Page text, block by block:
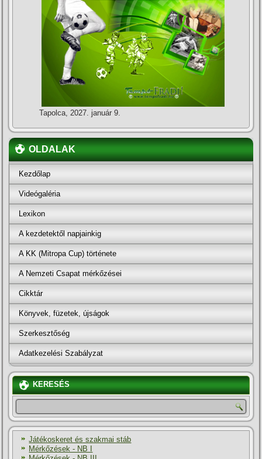
Tapolca, 2027. január 9.
OLDALAK
Kezdőlap
Videógaléria
Lexikon
A kezdetektől napjainkig
A KK (Mitropa Cup) története
A Nemzeti Csapat mérkőzései
Cikktár
Könyvek, füzetek, újságok
Szerkesztőség
Adatkezelési Szabályzat
KERESÉS
Játékoskeret és szakmai stáb
Mérkőzések - NB I